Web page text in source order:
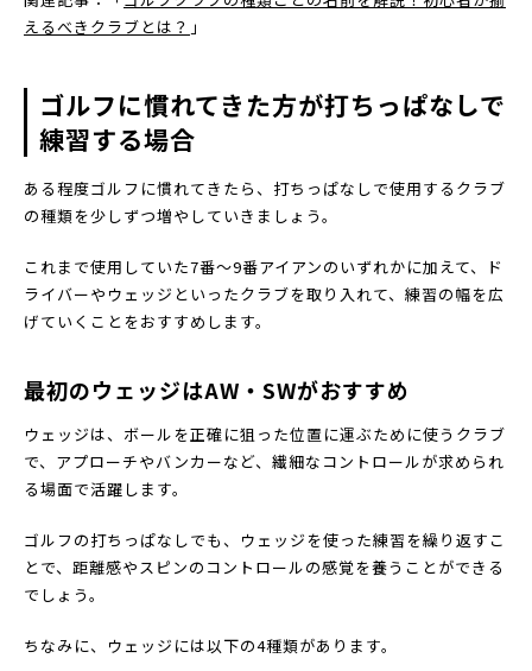
えるべきクラブとは？ 」
ゴルフに慣れてきた方が打ちっぱなしで
練習する場合
ある程度ゴルフに慣れてきたら、打ちっぱなしで使用するクラブ
の種類を少しずつ増やしていきましょう。
これまで使用していた7番〜9番アイアンのいずれかに加えて、ド
ライバーやウェッジといったクラブを取り入れて、練習の幅を広
げていくことをおすすめします。
最初のウェッジはAW・SWがおすすめ
ウェッジは、ボールを正確に狙った位置に運ぶために使うクラブ
で、アプローチやバンカーなど、繊細なコントロールが求められ
る場面で活躍します。
ゴルフの打ちっぱなしでも、ウェッジを使った練習を繰り返すこ
とで、距離感やスピンのコントロールの感覚を養うことができる
でしょう。
ちなみに、ウェッジには以下の4種類があります。